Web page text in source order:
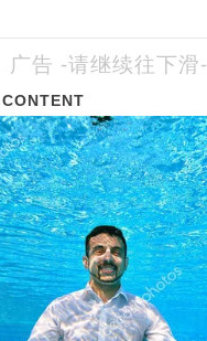
广告 -请继续往下滑-